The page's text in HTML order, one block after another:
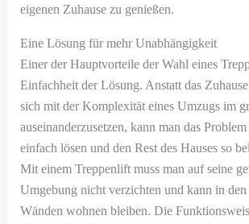
eigenen Zuhause zu genießen.
Eine Lösung für mehr Unabhängigkeit
Einer der Hauptvorteile der Wahl eines
Einfachheit der Lösung. Anstatt das
sich mit der Komplexität eines Umzugs im
auseinanderzusetzen, kann man das
einfach lösen und den Rest des Hauses so
Mit einem Treppenlift muss man auf seine
Umgebung nicht verzichten und kann in
Wänden wohnen bleiben. Die